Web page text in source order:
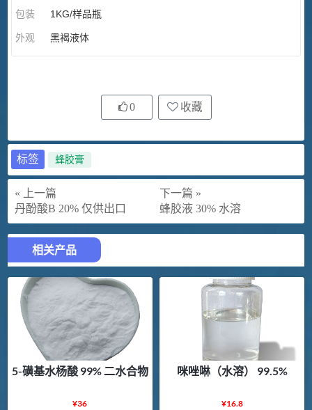
包装 1KG/样品瓶
外观 黑褐液体
0 收藏
标签 蜂胶膏
« 上一篇
丹酚酸B 20% 仅供出口
下一篇 »
蜂胶液 30% 水溶
相关产品
5-磺基水杨酸 99% 二水合物
¥36
咪唑啉（水溶） 99.5%
¥16.8